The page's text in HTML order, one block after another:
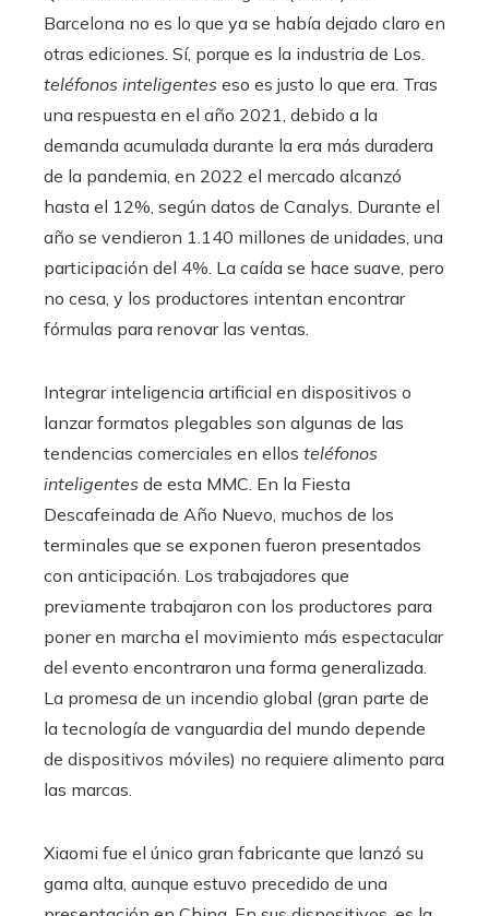
Barcelona no es lo que ya se había dejado claro en
otras ediciones. Sí, porque es la industria de Los.
teléfonos inteligentes eso es justo lo que era. Tras
una respuesta en el año 2021, debido a la
demanda acumulada durante la era más duradera
de la pandemia, en 2022 el mercado alcanzó
hasta el 12%, según datos de Canalys. Durante el
año se vendieron 1.140 millones de unidades, una
participación del 4%. La caída se hace suave, pero
no cesa, y los productores intentan encontrar
fórmulas para renovar las ventas.
Integrar inteligencia artificial en dispositivos o
lanzar formatos plegables son algunas de las
tendencias comerciales en ellos teléfonos
inteligentes de esta MMC. En la Fiesta
Descafeinada de Año Nuevo, muchos de los
terminales que se exponen fueron presentados
con anticipación. Los trabajadores que
previamente trabajaron con los productores para
poner en marcha el movimiento más espectacular
del evento encontraron una forma generalizada.
La promesa de un incendio global (gran parte de
la tecnología de vanguardia del mundo depende
de dispositivos móviles) no requiere alimento para
las marcas.
Xiaomi fue el único gran fabricante que lanzó su
gama alta, aunque estuvo precedido de una